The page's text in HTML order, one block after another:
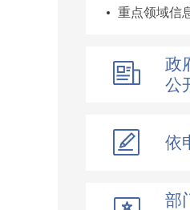
重点领域信
政
公
依
部